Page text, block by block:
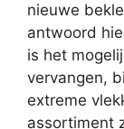
nieuwe
antwoord
is het
vervangen,
extreme
assortiment